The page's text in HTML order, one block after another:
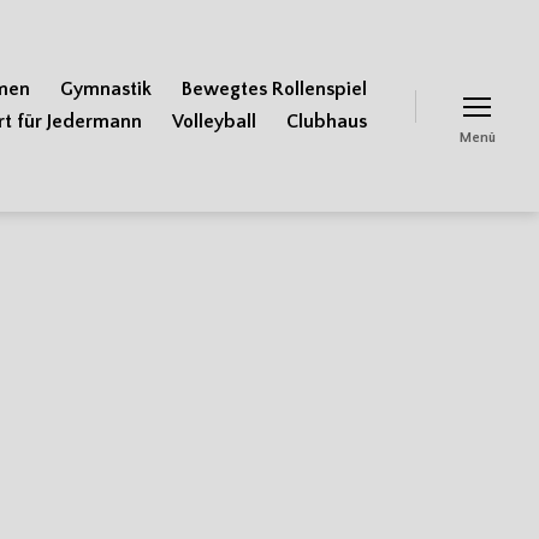
Gymnastik
Bewegtes Rollenspiel
für Jedermann
Volleyball Clubhaus
Menü